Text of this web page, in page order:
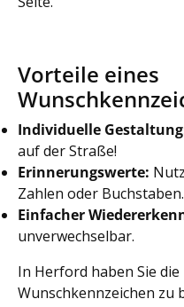
Vorteile eines
Individuelle
auf der Straße!
Erinnerungswerte:
Zahlen oder Buchstaben.
Einfacher
unverwechselbar.
In Herford haben Sie
Wunschkennzeichen zu